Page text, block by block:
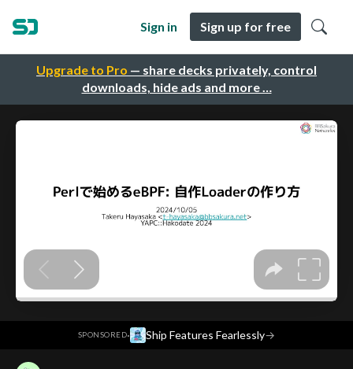
Upgrade to Pro — share decks privately, control
downloads, hide ads and more …
Sign in Sign up for free
SPONSORED· Ship Features Fearlessly→